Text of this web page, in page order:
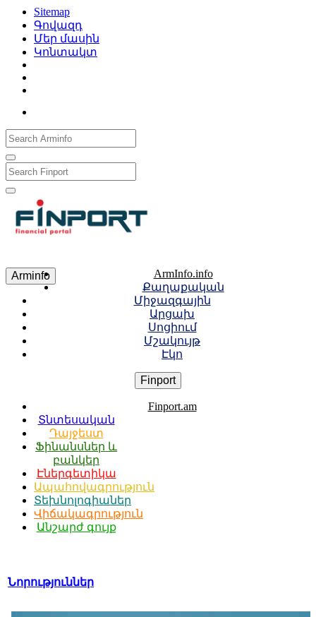
Sitemap
Գովազդ
Մեր մասին
Կոնտակտ
Arminfo
ArmInfo.info
Քաղաքական
Միջազգային
Արցախ
Սոցիում
Մշակույթ
Էկո
Finport
Finport.am
Տնտեսական
Դայջեստ
Ֆինանսներ և
բանկեր
Էներգետիկա
Ապահովագրություն
Տեխնոլոգիաներ
Վիճակագրություն
Անշարժ գույք
Նորություններ